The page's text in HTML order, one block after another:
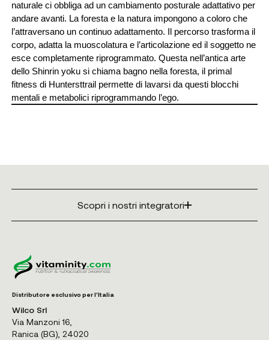
naturale ci obbliga ad un cambiamento posturale adattativo per
andare avanti. La foresta e la natura impongono a coloro che
l’attraversano un continuo adattamento. Il percorso trasforma il
corpo, adatta la muoscolatura e l’articolazione ed il soggetto ne
esce completamente riprogrammato. Questa nell’antica arte
dello Shinrin yoku si chiama bagno nella foresta, il primal
fitness di Huntersttrail permette di lavarsi da questi blocchi
mentali e metabolici riprogrammando l’ego.
Scopri i nostri integratori
Distributore esclusivo per l'Italia
Wilco Srl
Via Manzoni 16,
Ranica (BG), 24020